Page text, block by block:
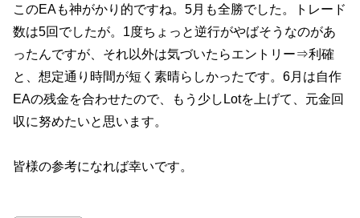
このEAも神がかり的ですね。5月も全勝でした。トレード
数は5回でしたが。1度ちょっと逆行がやばそうなのがあ
ったんですが、それ以外は気づいたらエントリー⇒利確
と、想定通り時間が短く素晴らしかったです。6月は自作
EAの残金を合わせたので、もう少しLotを上げて、元金回
収に努めたいと思います。
皆様の参考になれば幸いです。